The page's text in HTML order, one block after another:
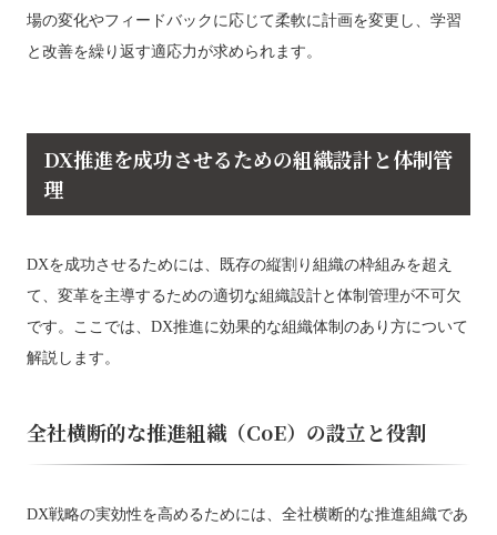
場の変化やフィードバックに応じて柔軟に計画を変更し、学習
と改善を繰り返す適応力が求められます。
DX推進を成功させるための組織設計と体制管
理
DXを成功させるためには、既存の縦割り組織の枠組みを超え
て、変革を主導するための適切な組織設計と体制管理が不可欠
です。ここでは、DX推進に効果的な組織体制のあり方について
解説します。
全社横断的な推進組織（CoE）の設立と役割
DX戦略の実効性を高めるためには、全社横断的な推進組織であ